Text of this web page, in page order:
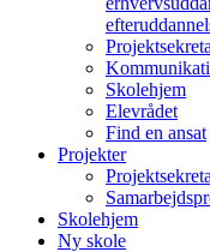
Skolehjem
Elevrådet
Find en ansat
Projekter
Skolehjem
Ny skole